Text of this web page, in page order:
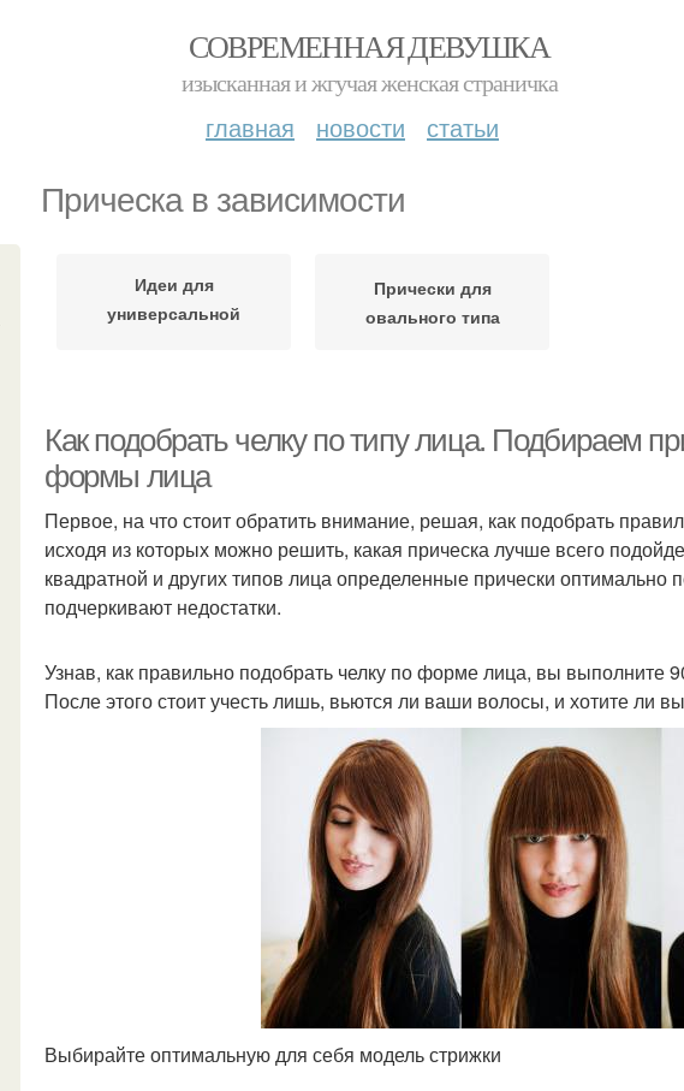
СОВРЕМЕННАЯ ДЕВУШКА
изысканная и жгучая женская страничка
главная новости статьи
Прическа в зависимости
Идеи для
универсальной
Прически для
овального типа
Как подобрать челку по типу лица. Подбираем
формы лица
Первое, на что стоит обратить внимание, решая, как подобрать
исходя из которых можно решить, какая прическа лучше всего
квадратной и других типов лица определенные прически оптимально
подчеркивают недостатки.
Узнав, как правильно подобрать челку по форме лица, вы выполните
После этого стоит учесть лишь, вьются ли ваши волосы, и хотите ли
Выбирайте оптимальную для себя модель стрижки